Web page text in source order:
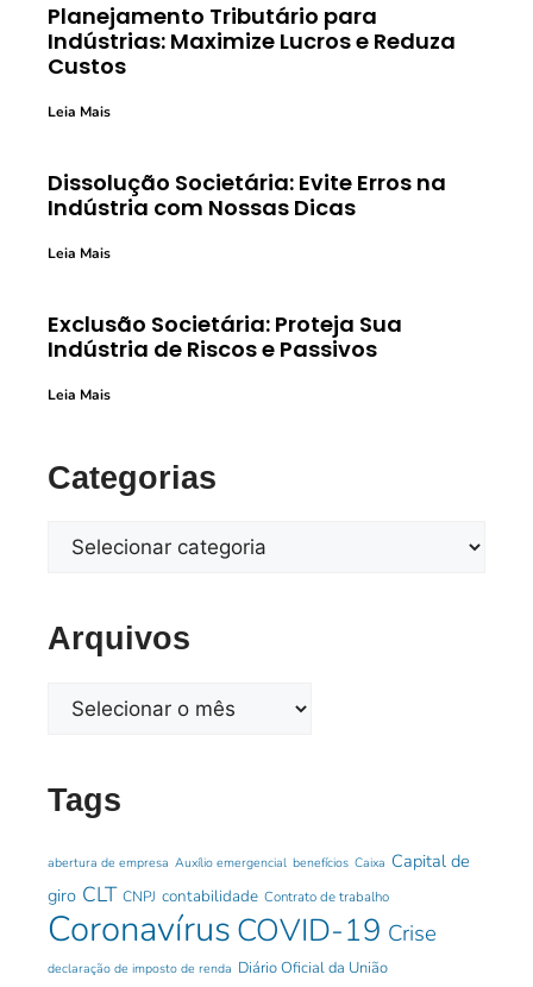
Planejamento Tributário para
Indústrias: Maximize Lucros e Reduza
Custos
Leia Mais
Dissolução Societária: Evite Erros na
Indústria com Nossas Dicas
Leia Mais
Exclusão Societária: Proteja Sua
Indústria de Riscos e Passivos
Leia Mais
Categorias
Arquivos
Tags
abertura de empresa Auxílio emergencial benefícios Caixa Capital de
giro CLT CNPJ contabilidade Contrato de trabalho
Coronavírus COVID-19 Crise
declaração de imposto de renda Diário Oficial da União